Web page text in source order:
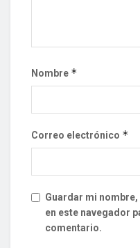
Nombre *
Correo electrónico *
Guardar mi
en este navegador
comentario.